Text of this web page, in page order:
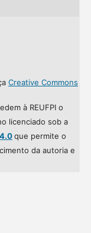
Creative Commons
à REUFPI o
licenciado sob a
que permite o
da autoria e